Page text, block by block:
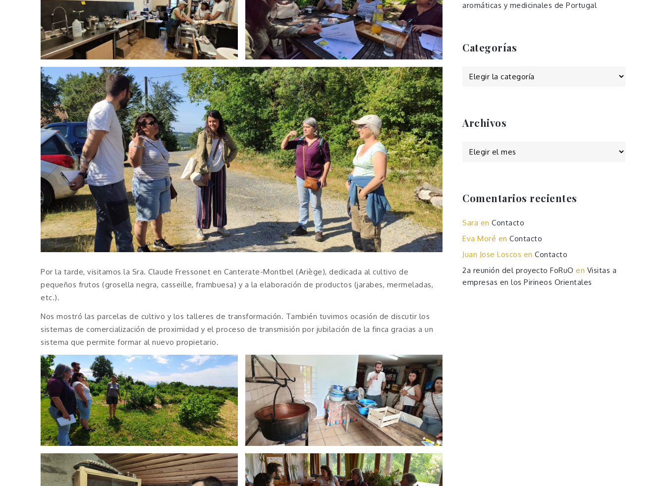
Por la tarde, visitamos la Sra. Claude Fressonet en Canterate-Montbel (Ariège), dedicada al cultivo de
pequeños frutos (grosella negra, casseille, frambuesa) y a la elaboración de productos (jarabes, mermeladas,
etc.).
Nos mostró las parcelas de cultivo y los talleres de transformación. También tuvimos ocasión de discutir los
sistemas de comercialización de proximidad y el proceso de transmisión por jubilación de la finca gracias a un
sistema que permite formar al nuevo propietario.
aromáticas y medicinales de Portugal
Categorías
Categorías
Archivos
Comentarios recientes
Sara en Contacto
Eva Moré en Contacto
Juan Jose Loscos en Contacto
2a reunión del proyecto FoRuO en Visitas a
empresas en los Pirineos Orientales